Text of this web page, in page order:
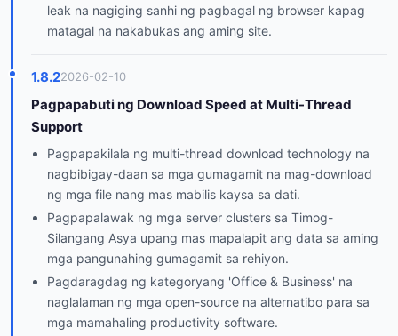
leak na nagiging sanhi ng pagbagal ng browser kapag
matagal na nakabukas ang aming site.
1.8.22026-02-10
Pagpapabuti ng Download Speed at Multi-Thread
Support
Pagpapakilala ng multi-thread download technology na
nagbibigay-daan sa mga gumagamit na mag-download
ng mga file nang mas mabilis kaysa sa dati.
Pagpapalawak ng mga server clusters sa Timog-
Silangang Asya upang mas mapalapit ang data sa aming
mga pangunahing gumagamit sa rehiyon.
Pagdaragdag ng kategoryang 'Office & Business' na
naglalaman ng mga open-source na alternatibo para sa
mga mamahaling productivity software.